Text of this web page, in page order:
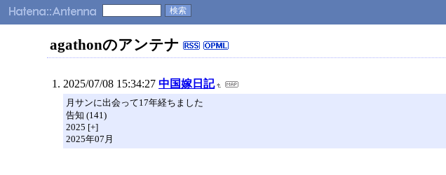
agathonのアンテナ
2025/07/08 15:34:27 中国嫁日記
月サンに出会って17年経ちました
告知 (141)
2025 [+]
2025年07月